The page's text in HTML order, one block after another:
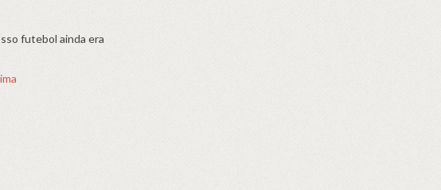
futebol ainda era